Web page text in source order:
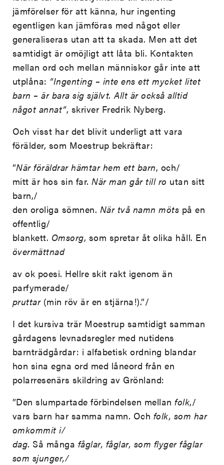
jämförelser för att känna, hur ingenting
egentligen kan jämföras med något eller
generaliseras utan att ta skada. Men att det
samtidigt är omöjligt att låta bli. Kontakten
mellan ord och mellan människor går inte att
utplåna: ”Ingenting – inte ens ett mycket litet
barn – är bara sig självt. Allt är också alltid
något annat”, skriver Fredrik Nyberg.
Och visst har det blivit underligt att vara
förälder, som Moestrup bekräftar:
”När föräldrar hämtar hem ett barn, och/
mitt är hos sin far.När man går till ro utan sitt
barn,/
den oroliga sömnen. När två namn möts på en
offentlig/
blankett. Omsorg, som spretar åt olika håll. En
övermättnad
av ok poesi. Hellre skit rakt igenom än
parfymerade/
pruttar(min röv är en stjärna!).”/
I det kursiva trär Moestrup samtidigt samman
gårdagens levnadsregler med nutidens
barnträdgårdar: i alfabetisk ordning blandar
hon sina egna ord med låneord från en
polarresenärs skildring av Grönland:
”Den slumpartade förbindelsen mellanfolk,/
vars barn har samma namn. Och folk, som har
omkommit i/
dag. Så många fåglar, fåglar, som flyger fåglar
som sjunger,/